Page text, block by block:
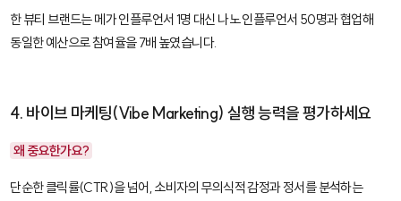
한 뷰티 브랜드는 메가 인플루언서 1명 대신 나노 인플루언서 50명과 협업해
동일한 예산으로 참여율을 7배 높였습니다.
4. 바이브 마케팅(Vibe Marketing) 실행 능력을 평가하세요
왜 중요한가요?
단순한 클릭률(CTR)을 넘어, 소비자의 무의식적 감정과 정서를 분석하는